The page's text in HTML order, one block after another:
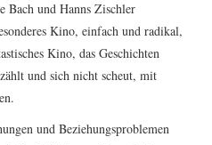
Bach und Hanns Zischler
Kino, einfach und radikal,
Kino, das Geschichten
und sich nicht scheut, mit
und Beziehungsproblemen